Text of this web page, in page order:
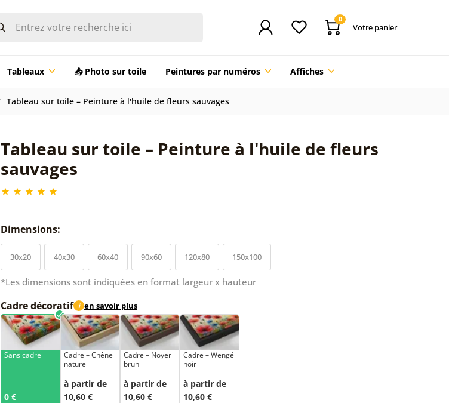
0
Votre panier
Tableaux 📤 Photo sur toile Peintures par numéros Affiches
Tableau sur toile – Peinture à l'huile de fleurs sauvages
Tableau sur toile – Peinture à l'huile de fleurs
sauvages
Dimensions:
30x20 40x30 60x40 90x60 120x80 150x100
*Les dimensions sont indiquées en format largeur x hauteur
Cadre décoratif i en savoir plus
Sans cadre
0 €
Cadre – Chêne
naturel
à partir de
10,60 €
Cadre – Noyer
brun
à partir de
10,60 €
Cadre – Wengé
noir
à partir de
10,60 €